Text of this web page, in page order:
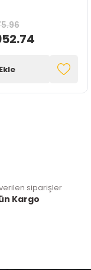
siparişler
Kargo